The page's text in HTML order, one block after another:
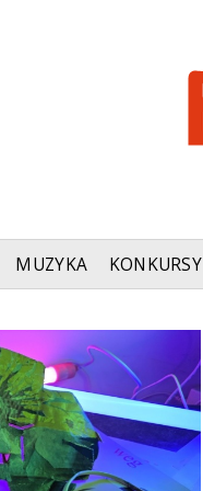
MUZYKA KONKURSY